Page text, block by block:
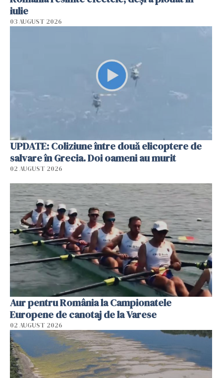
iulie
03 AUGUST 2026
UPDATE: Coliziune între două elicoptere de
salvare în Grecia. Doi oameni au murit
02 AUGUST 2026
Aur pentru România la Campionatele
Europene de canotaj de la Varese
02 AUGUST 2026